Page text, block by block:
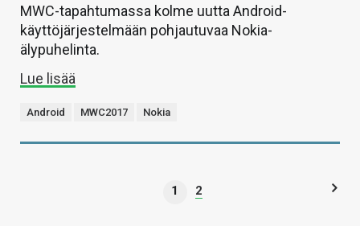
MWC-tapahtumassa kolme uutta Android-
käyttöjärjestelmään pohjautuvaa Nokia-
älypuhelinta.
Lue lisää
Android MWC2017 Nokia
1 2